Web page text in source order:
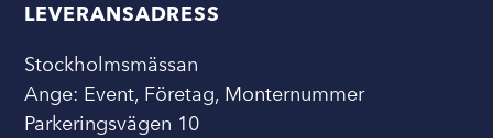
LEVERANSADRESS
Stockholmsmässan
Ange: Event, Företag, Monternummer
Parkeringsvägen 10